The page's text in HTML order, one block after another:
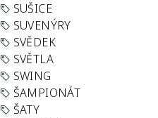
SUŠICE
SUVENÝRY
SVĚDEK
SVĚTLA
SWING
ŠAMPIONÁT
ŠATY